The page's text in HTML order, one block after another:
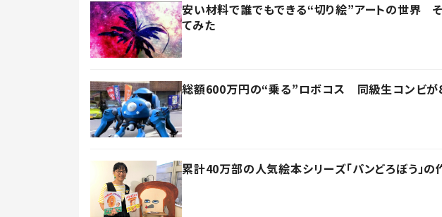
安い材料で誰でもできる“切り絵”アートの世界
てみた
総額600万円の“乗る”ロボコス 同級生コンビが
累計40万部の人気絵本シリーズ「パンどろぼう」